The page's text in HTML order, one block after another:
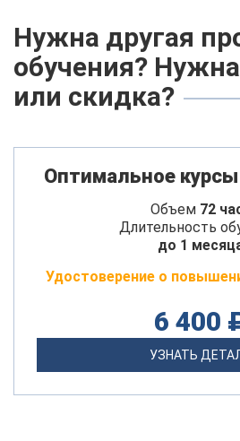
Нужна другая
обучения?
или скидка?
Оптимальное
Объем 72
Длительность
до 1
Удостоверение о
6 400
УЗНАТЬ